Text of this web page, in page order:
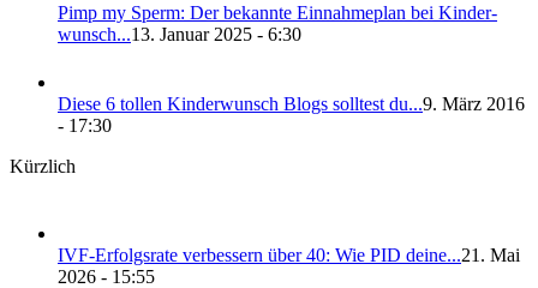
Pimp my Sperm: Der bekann­te Ein­nah­me­plan bei Kin­der­
wunsch...13. Januar 2025 - 6:30
Die­se 6 tol­len Kin­der­wunsch Blogs soll­test du...9. März 2016
- 17:30
Kürzlich
IVF-Erfolgs­ra­te ver­bes­sern über 40: Wie PID dei­ne...21. Mai
2026 - 15:55